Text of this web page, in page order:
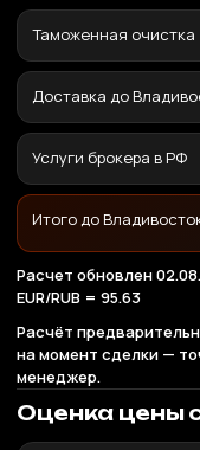
Таможенная очистка
Доставка до
Услуги брокера в РФ
Итого до
Расчет обновлен
EUR/RUB = 95.63
Расчёт
на момент сделки —
менеджер.
Оценка цены